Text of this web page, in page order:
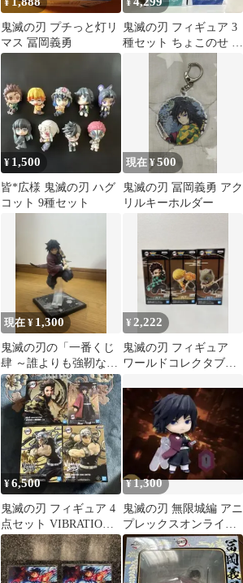
¥
鬼滅の刃 プチっと灯リ
マス 冨岡義勇
¥
鬼滅の刃 フィギュア 3
種セット ちょこのせ ぬ
ーどるストッパー
¥ 1,500
皆*広様 鬼滅の刃 ハグ
コット 9種セット
現在 ¥500
鬼滅の刃 冨岡義勇 アク
リルキーホルダー
現在 ¥ 1,300
鬼滅の刃の「一番くじ
肆 ～誰よりも強靭な刃
となれ～」F賞の冨岡義
勇
¥2,222
鬼滅の刃 フィギュア
ワールドコレクタブル
ット
¥6,500
鬼滅の刃 フィギュア 4
点セット VIBRATION
STARS
¥1,300
鬼滅の刃 無限城編 アニ
プレックスオンライン
くじ D賞 冨岡義勇